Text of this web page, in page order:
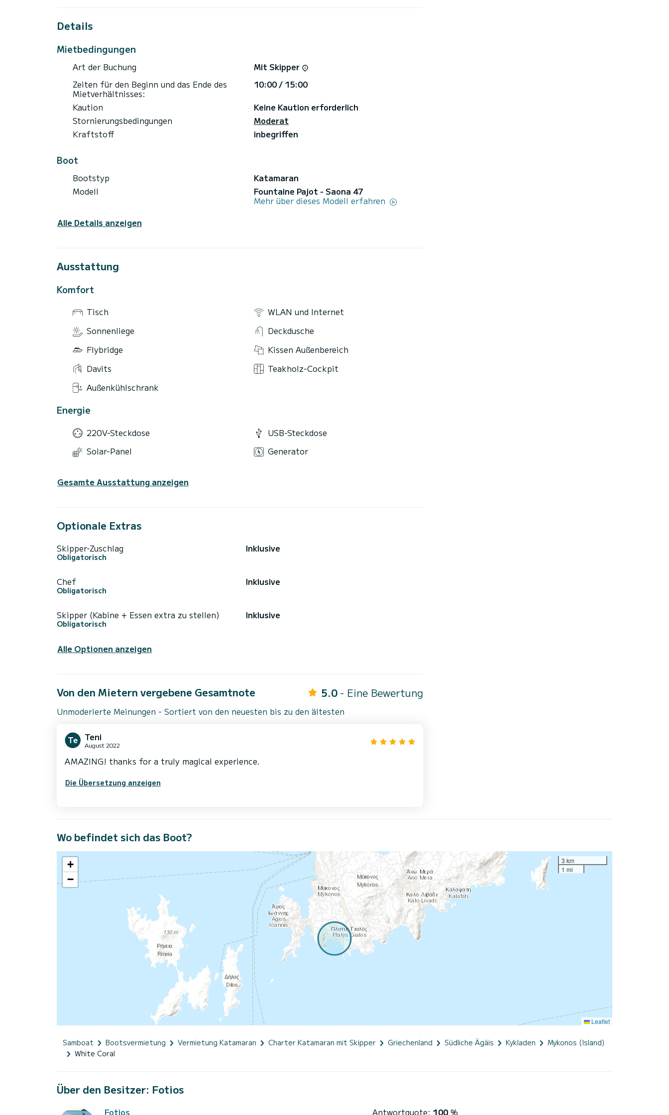
Spaß beginnen. Bitte beachten Sie: Das Reiseprogramm unterliegt den Wetterbedingungen
Details
Mietbedingungen
Art der Buchung
Mit Skipper
Zeiten für den Beginn und das Ende des
Mietverhältnisses:
10:00 / 15:00
Kaution
Keine Kaution erforderlich
Stornierungsbedingungen
Moderat
Kraftstoff
inbegriffen
Boot
Bootstyp
Katamaran
Modell
Fountaine Pajot - Saona 47
Mehr über dieses Modell erfahren
Alle Details anzeigen
Ausstattung
Komfort
Tisch
WLAN und Internet
Sonnenliege
Deckdusche
Flybridge
Kissen Außenbereich
Davits
Teakholz-Cockpit
Außenkühlschrank
Energie
220V-Steckdose
USB-Steckdose
Solar-Panel
Generator
Gesamte Ausstattung anzeigen
Optionale Extras
Skipper-Zuschlag
Obligatorisch
Inklusive
Chef
Obligatorisch
Inklusive
Skipper (Kabine + Essen extra zu stellen)
Obligatorisch
Inklusive
Alle Optionen anzeigen
Von den Mietern vergebene Gesamtnote 5.0 - Eine Bewertung
Unmoderierte Meinungen - Sortiert von den neuesten bis zu den ältesten
Teni
August 2022
AMAZING! thanks for a truly magical experience.
Die Übersetzung anzeigen
Wo befindet sich das Boot?
+
−
3 km
1 mi
Leaflet
Samboat Bootsvermietung Vermietung Katamaran Charter Katamaran mit Skipper Griechenland Südliche Ägäis Kykladen
Mykonos (Island)
White Coral
Über den Besitzer: Fotios
Fotios Antwortquote: 100%